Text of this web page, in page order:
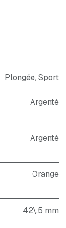
Plongée, Sport
Argenté
Argenté
Orange
42\,5 mm